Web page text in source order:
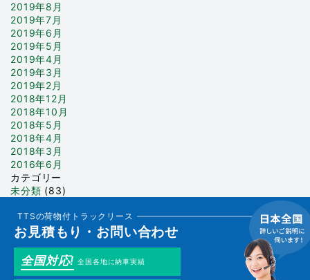
2019年8月
2019年7月
2019年6月
2019年5月
2019年4月
2019年3月
2019年2月
2018年12月
2018年10月
2018年5月
2018年4月
2018年3月
2016年6月
カテゴリー
未分類 (83)
TTSの荷物付トラックリース
お見積もり・お問い合わせ
全国対応! 全国各地に納車実績